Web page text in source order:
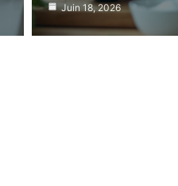
Juin 18, 2026